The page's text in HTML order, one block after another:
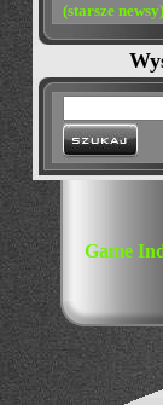
(starsze newsy)
Game